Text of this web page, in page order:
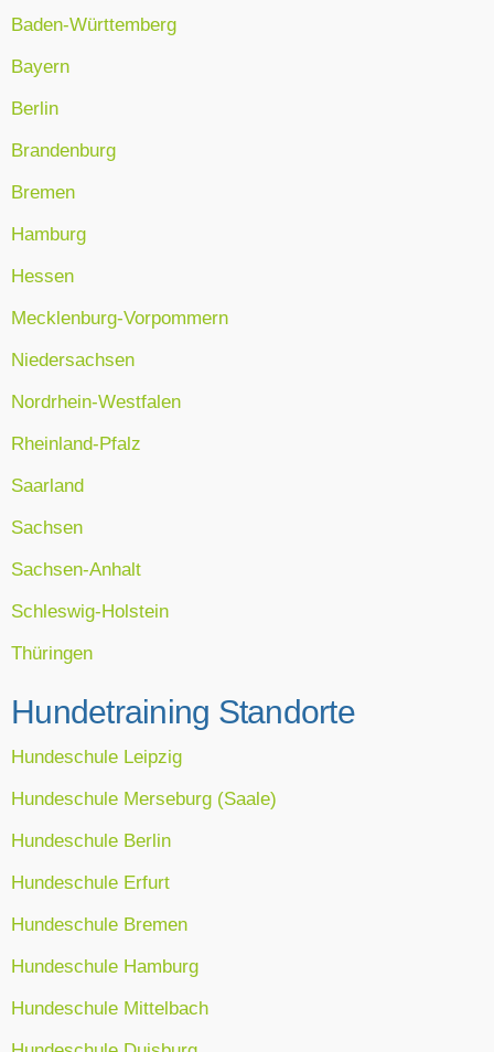
Baden-Württemberg
Bayern
Berlin
Brandenburg
Bremen
Hamburg
Hessen
Mecklenburg-Vorpommern
Niedersachsen
Nordrhein-Westfalen
Rheinland-Pfalz
Saarland
Sachsen
Sachsen-Anhalt
Schleswig-Holstein
Thüringen
Hundetraining Standorte
Hundeschule Leipzig
Hundeschule Merseburg (Saale)
Hundeschule Berlin
Hundeschule Erfurt
Hundeschule Bremen
Hundeschule Hamburg
Hundeschule Mittelbach